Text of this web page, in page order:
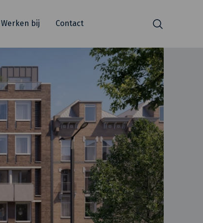
Werken bij Contact Zoeken